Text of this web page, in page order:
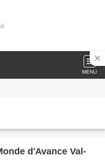
MENU
d'Avance Val-